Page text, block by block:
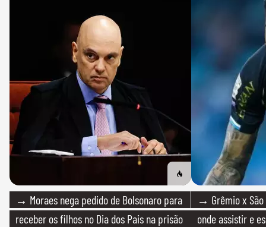
→ Moraes nega pedido de Bolsonaro para
receber os filhos no Dia dos Pais na prisão
→ Grêmio x São
onde assistir e